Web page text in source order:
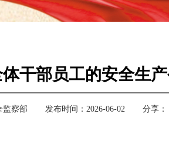
干部员工的安全生
监察部 发布时间：2026-06-02 分享：